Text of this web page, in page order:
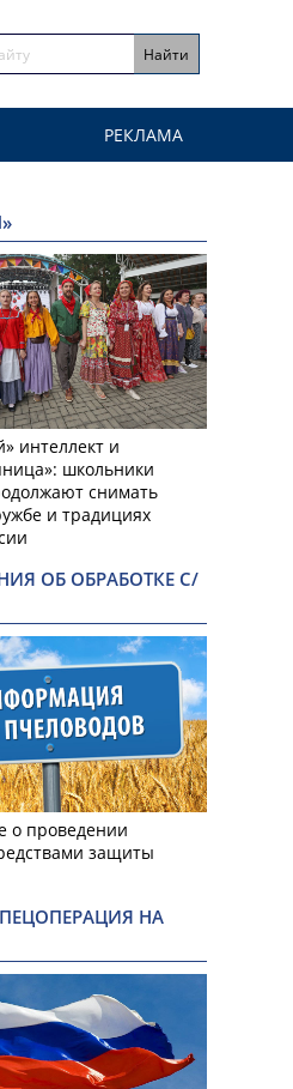
РЕКЛАМА
интеллект и
школьники
снимать
и традициях
ОБ ОБРАБОТКЕ С/
о проведении
защиты
НА